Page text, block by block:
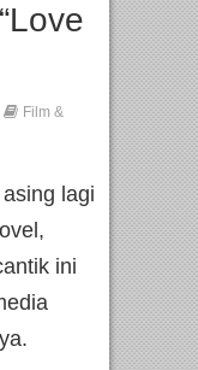
Film &
lagi
ini